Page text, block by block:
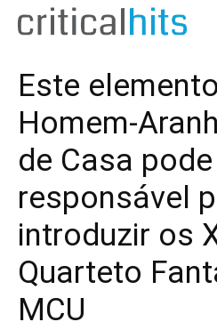
Este
Homem-
de Casa
responsável
introduzir os
Quarteto
MCU